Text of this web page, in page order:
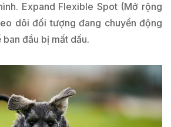
Expand Flexible Spot (Mở rộng
dõi đối tượng đang chuyển động
đầu bị mất dấu.